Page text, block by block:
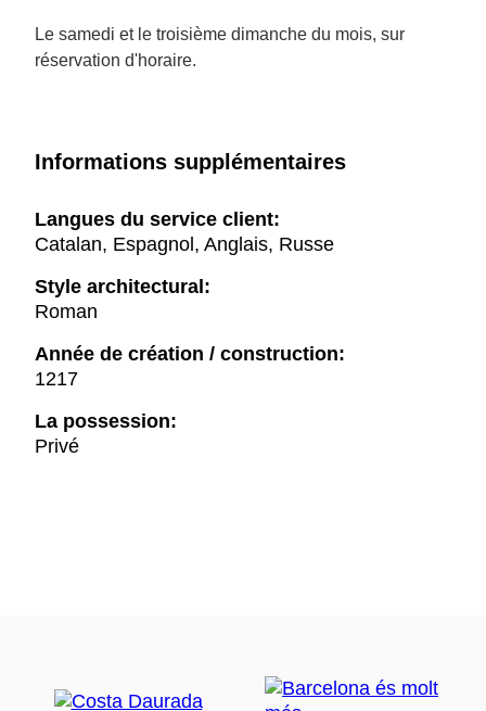
Le samedi et le troisième dimanche du mois, sur
réservation d'horaire.
Informations supplémentaires
Langues du service client:
Catalan, Espagnol, Anglais, Russe
Style architectural:
Roman
Année de création / construction:
1217
La possession:
Privé